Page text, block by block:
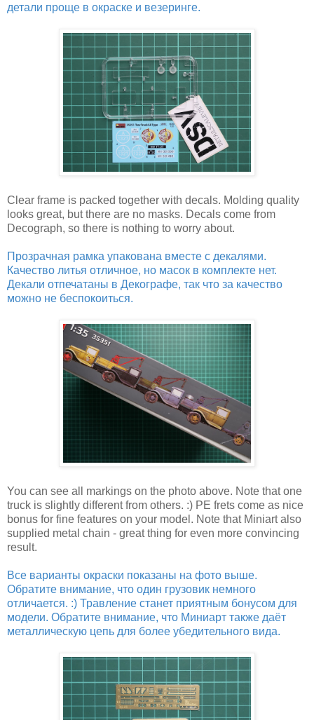
детали проще в окраске и везеринге.
Clear frame is packed together with decals. Molding quality
looks great, but there are no masks. Decals come from
Decograph, so there is nothing to worry about.
Прозрачная рамка упакована вместе с декалями.
Качество литья отличное, но масок в комплекте нет.
Декали отпечатаны в Декографе, так что за качество
можно не беспокоиться.
You can see all markings on the photo above. Note that one
truck is slightly different from others. :) PE frets come as nice
bonus for fine features on your model. Note that Miniart also
supplied metal chain - great thing for even more convincing
result.
Все варианты окраски показаны на фото выше.
Обратите внимание, что один грузовик немного
отличается. :) Травление станет приятным бонусом для
модели. Обратите внимание, что Миниарт также даёт
металлическую цепь для более убедительного вида.